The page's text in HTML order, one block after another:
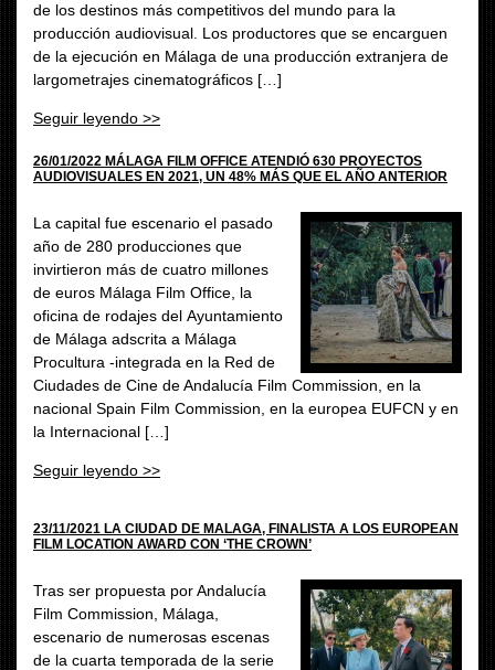
de los destinos más competitivos del mundo para la
producción audiovisual. Los productores que se encarguen
de la ejecución en Málaga de una producción extranjera de
largometrajes cinematográficos […]
Seguir leyendo >>
26/01/2022 MÁLAGA FILM OFFICE ATENDIÓ 630 PROYECTOS
AUDIOVISUALES EN 2021, UN 48% MÁS QUE EL AÑO ANTERIOR
La capital fue escenario el pasado
año de 280 producciones que
invirtieron más de cuatro millones
de euros Málaga Film Office, la
oficina de rodajes del Ayuntamiento
de Málaga adscrita a Málaga
Procultura -integrada en la Red de
Ciudades de Cine de Andalucía Film Commission, en la
nacional Spain Film Commission, en la europea EUFCN y en
la Internacional […]
Seguir leyendo >>
23/11/2021 LA CIUDAD DE MALAGA, FINALISTA A LOS EUROPEAN
FILM LOCATION AWARD CON ‘THE CROWN’
Tras ser propuesta por Andalucía
Film Commission, Málaga,
escenario de numerosas escenas
de la cuarta temporada de la serie